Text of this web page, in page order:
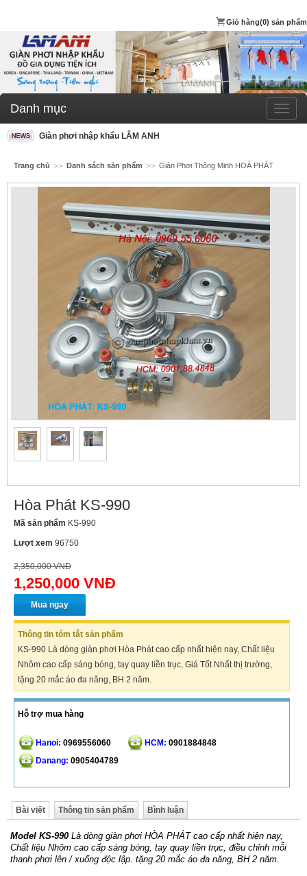
Giỏ hàng(0) sản phẩm
Danh mục
Giàn phơi nhập khẩu LÂM ANH
Trang chủ >> Danh sách sản phẩm >> Giàn Phơi Thông Minh HOÀ PHÁT
Hòa Phát KS-990
Mã sản phẩm KS-990
Lượt xem 96750
2,350,000 VNĐ
1,250,000 VNĐ
Mua ngay
Thông tin tóm tắt sản phẩm
KS-990 Là dòng giàn phơi Hòa Phát cao cấp nhất hiện nay, Chất liệu
Nhôm cao cấp sáng bóng, tay quay liền trục, Giá Tốt Nhất thị trường,
tặng 20 mắc áo đa năng, BH 2 năm.
Hỗ trợ mua hàng
Hanoi: 0969556060 HCM: 0901884848
Danang: 0905404789
Bài viết Thông tin sản phẩm Bình luận
Model KS-990 Là dòng giàn phơi HÒA PHÁT cao cấp nhất hiện nay,
Chất liệu Nhôm cao cấp sáng bóng, tay quay liền trục, điều chỉnh mỗi
thanh phơi lên / xuống độc lập. tặng 20 mắc áo đa năng, BH 2 năm.